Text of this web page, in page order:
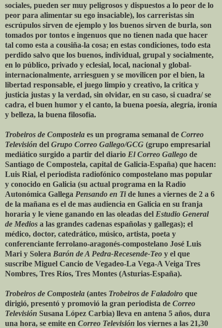
sociales, pueden ser muy peligrosos y dispuestos a lo peor de lo
peor para alimentar su ego insaciable), los carreristas sin
escrúpulos sirven de ejemplo y los buenos sirven de burla, son
tomados por tontos e ingenuos que no tienen nada que hacer
tal como esta a cousiña-la cosa; en estas condiciones, todo esta
perdido salvo que los buenos, individual, grupal y socialmente,
en lo público, privado y eclesial, local, nacional y global-
internacionalmente, arriesguen y se movilicen por el bien, la
libertad responsable, el juego limpio y creativo, la critica y
justicia justas y la verdad, sin olvidar, en su caso, si cuadra/ se
cadra, el buen humor y el canto, la buena poesía, alegría, ironía
y belleza, la buena filosofía.
Trobeiros de Compostela es un programa semanal de Correo
Televisión del Grupo Correo Gallego/GCG (grupo empresarial
mediático surgido a partir del diario El Correo Gallego de
Santiago de Compostela, capital de Galicia-España) que hacen:
Luis Rial, el periodista radiofónico compostelano mas popular
y conocido en Galicia (su actual programa en la Radio
Autonómica Gallega Pensando en Tide lunes a viernes de 2 a 6
de la mañana es el de mas audiencia en Galicia en su franja
horaria y le viene ganando en las oleadas del Estudio General
de Medios a las grandes cadenas españolas y gallegas); el
médico, doctor, catedrático, músico, artista, poeta y
conferenciante ferrolano-aragonés-compostelano José Luis
Mari y Solera Barón de A Pedra-Recesende-Teo y el que
suscribe Miguel Cancio de Vegadeo-La Vega-A Veiga Tres
Nombres, Tres Ríos, Tres Montes (Asturias-España).
Trobeiros de Compostela (antes Trobeiros de Faladoiro que
dirigió, presentó y promovió la gran periodista de Correo
Televisión Susana López Carbia) lleva en antena 5 años, dura
una hora, se emite en Correo Televisión los viernes a las 21,30